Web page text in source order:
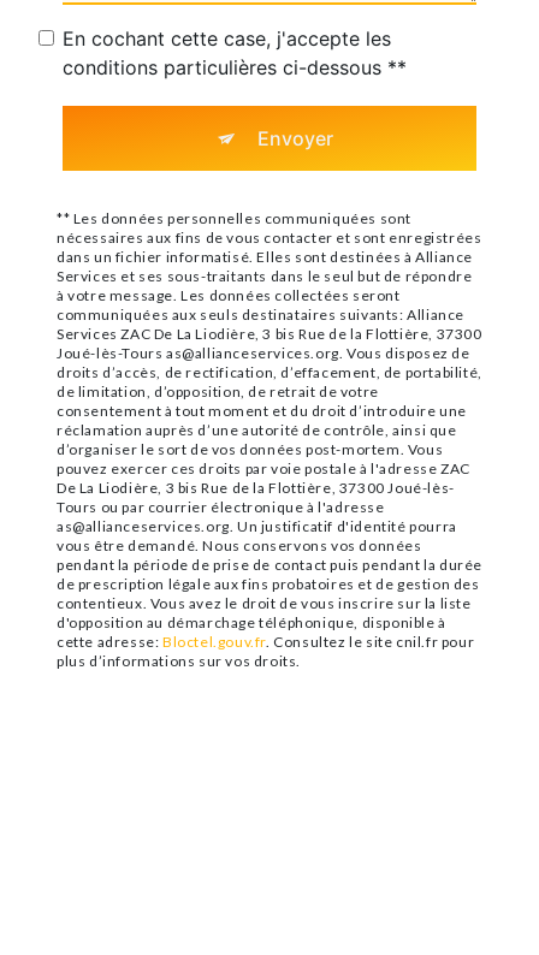
En cochant cette case, j'accepte les
conditions particulières ci-dessous **
Envoyer
** Les données personnelles communiquées sont
nécessaires aux fins de vous contacter et sont enregistrées
dans un fichier informatisé. Elles sont destinées à Alliance
Services et ses sous-traitants dans le seul but de répondre
à votre message. Les données collectées seront
communiquées aux seuls destinataires suivants: Alliance
Services ZAC De La Liodière, 3 bis Rue de la Flottière, 37300
Joué-lès-Tours as@allianceservices.org. Vous disposez de
droits d’accès, de rectification, d’effacement, de portabilité,
de limitation, d’opposition, de retrait de votre
consentement à tout moment et du droit d’introduire une
réclamation auprès d’une autorité de contrôle, ainsi que
d’organiser le sort de vos données post-mortem. Vous
pouvez exercer ces droits par voie postale à l'adresse ZAC
De La Liodière, 3 bis Rue de la Flottière, 37300 Joué-lès-
Tours ou par courrier électronique à l'adresse
as@allianceservices.org. Un justificatif d'identité pourra
vous être demandé. Nous conservons vos données
pendant la période de prise de contact puis pendant la durée
de prescription légale aux fins probatoires et de gestion des
contentieux. Vous avez le droit de vous inscrire sur la liste
d'opposition au démarchage téléphonique, disponible à
cette adresse: Bloctel.gouv.fr . Consultez le site cnil.fr pour
plus d’informations sur vos droits.